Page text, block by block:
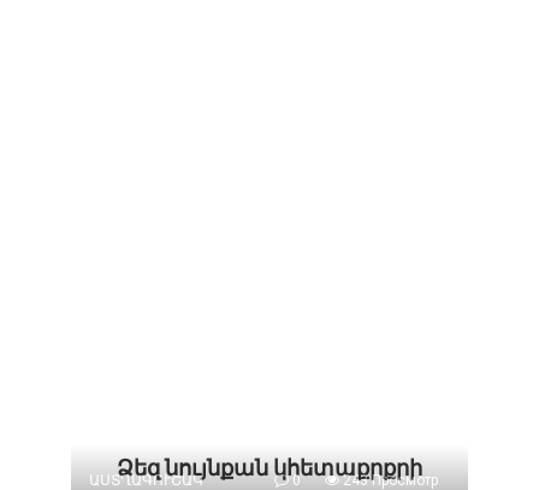
Ձեզ նույնքան կհետաքրքրի
ԱՍՏՂԱԳՈՒՇԱԿ 0 243 Просмотр